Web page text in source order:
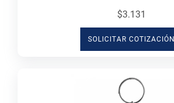
$3.131
SOLICITAR COTIZACIÓN